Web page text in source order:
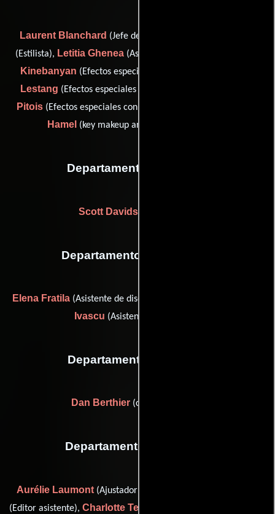
Laurent Blanchard (Jefe de peluqueros),
(Estilista), Letitia Ghenea (Asistente de maquillaje),
Kinebanyan (Efectos especiales con maquillaje),
Lestang (Efectos especiales con maquillaje),
Pitois (Efectos especiales con maquillaje) y
Hamel (key makeup artist (as Valérie Théry))
Departamento de musica
Scott Davidson
Departamento de vestuario
Elena Fratila (Asistente de diseñador de vestuario) y
Ivascu (Asistente de vestuario)
Departamento de reparto
Dan Berthier(casting: children)
Departamento de editorial
Aurélie Laumont(Ajustador de color),
(Editor asistente), Charlotte Teillard D'Eyry